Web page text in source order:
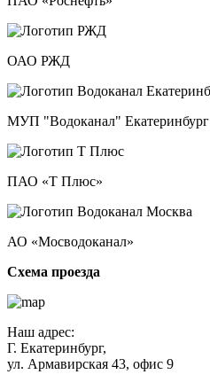
ОАО РЖД
МУП "Водоканал" Екатеринбург
ПАО «Т Плюс»
АО «Мосводоканал»
Схема проезда
Наш адрес:
Г. Екатеринбург,
ул. Армавирская 43, офис 9